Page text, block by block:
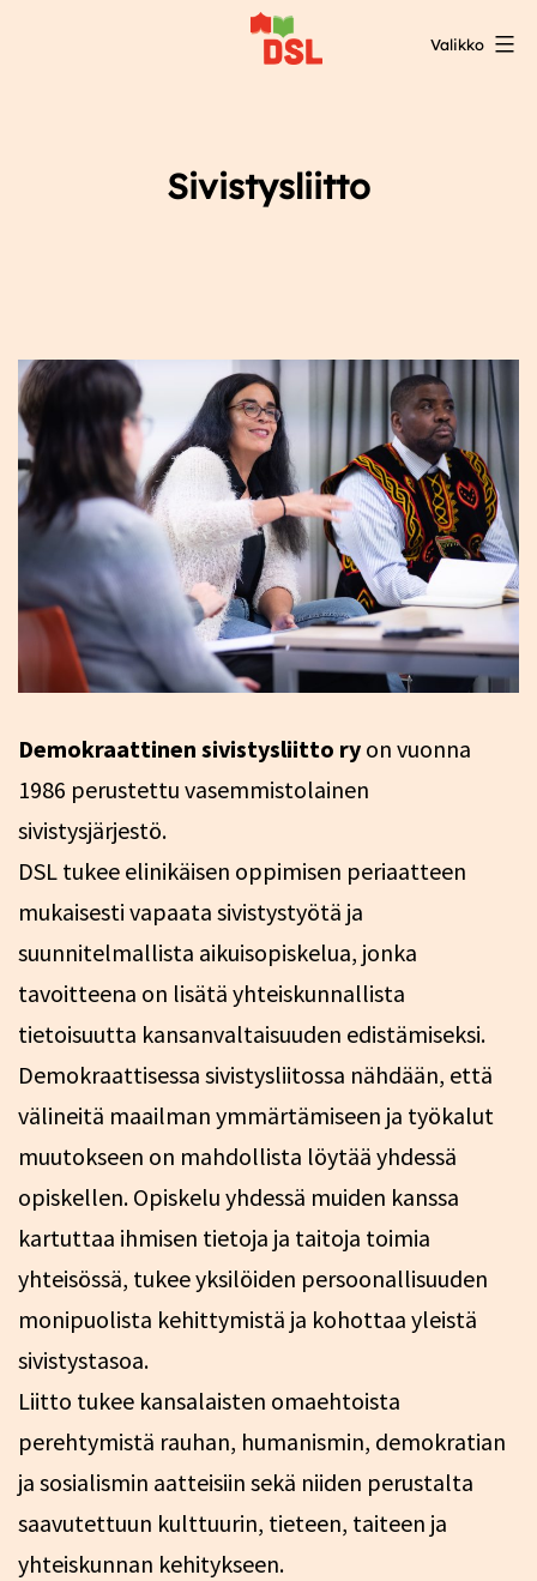
Valikko
Sivistysliitto
Demokraattinen sivistysliitto ry on vuonna
1986 perustettu vasemmistolainen
sivistysjärjestö.
DSL tukee elinikäisen oppimisen periaatteen
mukaisesti vapaata sivistystyötä ja
suunnitelmallista aikuisopiskelua, jonka
tavoitteena on lisätä yhteiskunnallista
tietoisuutta kansanvaltaisuuden edistämiseksi.
Demokraattisessa sivistysliitossa nähdään, että
välineitä maailman ymmärtämiseen ja työkalut
muutokseen on mahdollista löytää yhdessä
opiskellen. Opiskelu yhdessä muiden kanssa
kartuttaa ihmisen tietoja ja taitoja toimia
yhteisössä, tukee yksilöiden persoonallisuuden
monipuolista kehittymistä ja kohottaa yleistä
sivistystasoa.
Liitto tukee kansalaisten omaehtoista
perehtymistä rauhan, humanismin, demokratian
ja sosialismin aatteisiin sekä niiden perustalta
saavutettuun kulttuurin, tieteen, taiteen ja
yhteiskunnan kehitykseen.